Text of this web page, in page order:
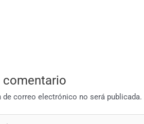
comentario
de correo electrónico no será publicada.